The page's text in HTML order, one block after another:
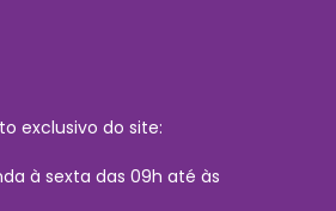
exclusivo do site:
à sexta das 09h até às